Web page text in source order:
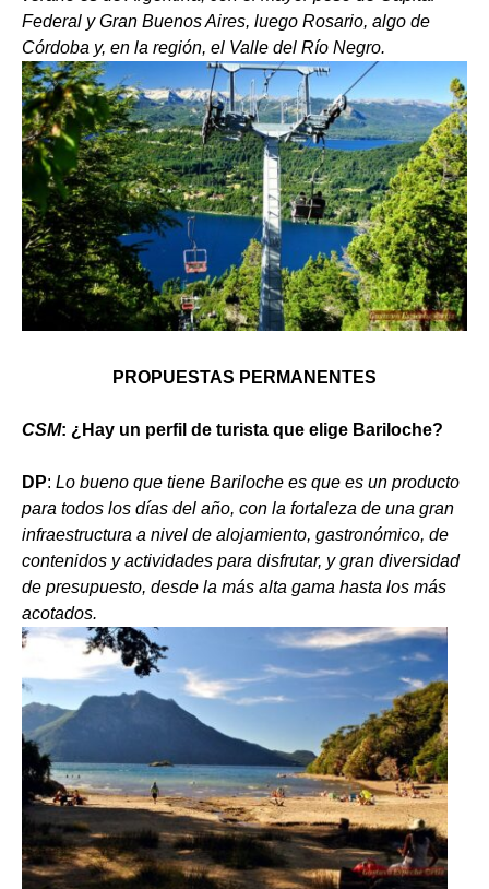
Federal y Gran Buenos Aires, luego Rosario, algo de
Córdoba y, en la región, el Valle del Río Negro.
PROPUESTAS PERMANENTES
CSM: ¿Hay un perfil de turista que elige Bariloche?
DP: Lo bueno que tiene Bariloche es que es un producto
para todos los días del año, con la fortaleza de una gran
infraestructura a nivel de alojamiento, gastronómico, de
contenidos y actividades para disfrutar, y gran diversidad
de presupuesto, desde la más alta gama hasta los más
acotados.